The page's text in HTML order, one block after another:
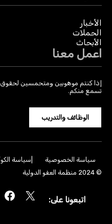
الأخبار
الحملات
الأبحاث
اعمل معنا
إذا كنتم موهوبين ومتحمسين لحقوق
تسمع منكم.
الوظائف والتدريب
سياسة الخصوصية سياسة
© 2024 منظمة العفو الدولية
اتبعونا على: X
Facebook